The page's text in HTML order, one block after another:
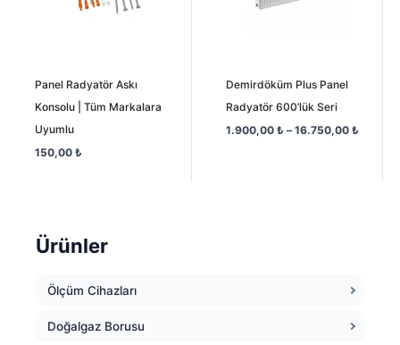
Panel Radyatör Askı
Konsolu | Tüm Markalara
Uyumlu
150,00₺
Demirdöküm Plus Panel
Radyatör 600’lük Seri
1.900,00₺ –16.750,00₺
Ürünler
Ölçüm Cihazları
Doğalgaz Borusu